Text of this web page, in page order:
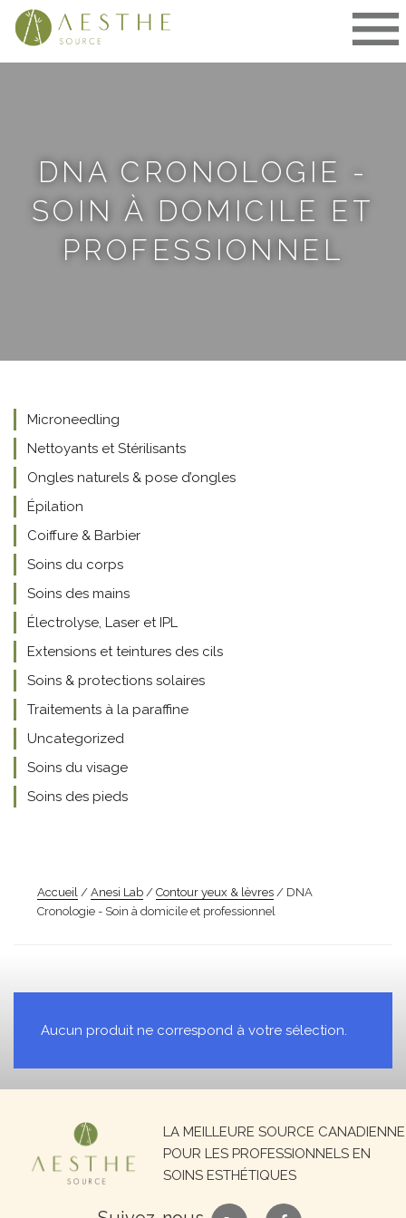
Aller
DNA CRONOLOGIE -
SOIN À DOMICILE ET
PROFESSIONNEL
Accueil / Anesi Lab / Contour yeux & lèvres / DNA
Cronologie - Soin à domicile et professionnel
Aucun produit ne correspond à votre sélection.
Microneedling
Nettoyants et Stérilisants
Ongles naturels & pose d’ongles
Épilation
Coiffure & Barbier
Soins du corps
Soins des mains
Électrolyse, Laser et IPL
Extensions et teintures des cils
Soins & protections solaires
Traitements à la paraffine
Uncategorized
Soins du visage
Soins des pieds
LA MEILLEURE SOURCE CANADIENNE
POUR LES PROFESSIONNELS EN
SOINS ESTHÉTIQUES
google facebook
Recherche
pour :